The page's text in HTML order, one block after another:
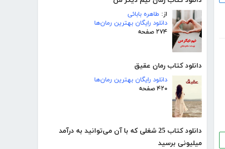
از: طاهره بابائی
دانلود رایگان بهترین رمان‌ها
۲۷۴ صفحه
دانلود کتاب رمان عقیق
دانلود رایگان بهترین رمان‌ها
۴۲۰ صفحه
دانلود کتاب 25 شغلی که با آن می‌توانید به درآمد
میلیونی برسید